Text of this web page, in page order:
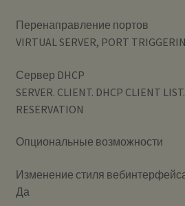
Перенаправление портов
VIRTUAL SERVER, PORT
Сервер DHCP
SERVER. CLIENT. DHCP CLIENT
RESERVATION
Опциональные возможности
Изменение стиля
Да